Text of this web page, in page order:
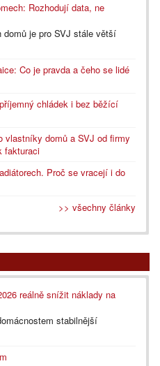
Rozhodují data, ne
je pro SVJ stále větší
Co je pravda a čeho se lidé
chládek i bez běžící
vlastníky domů a SVJ od firmy
fakturaci
Proč se vracejí i do
>> všechny články
reálně snížit náklady na
stabilnější